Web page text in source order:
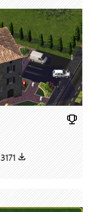
3171